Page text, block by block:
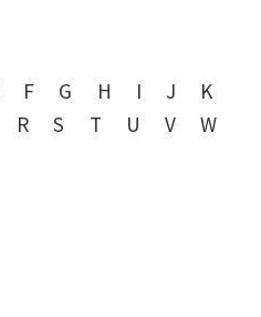
F G H I J
K
R S T U V
W